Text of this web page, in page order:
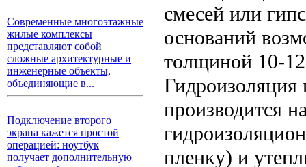
Современные многоэтажные
жилые комплексы
представляют собой
сложные архитектурные и
инженерные объекты,
объединяющие в...
Подключение второго
экрана кажется простой
операцией: ноутбук
получает дополнительную
смесей или
оснований
толщиной 10-
Гидроизоляция
производится
пленку) и